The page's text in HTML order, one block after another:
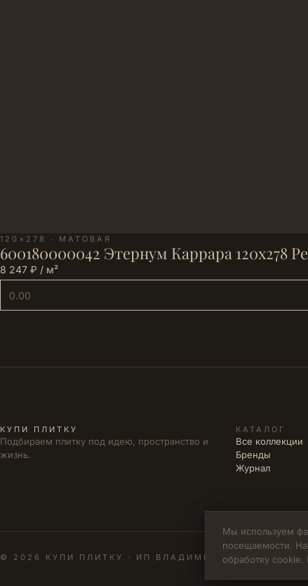
120×278 · МАТОВАЯ
600180000042 Этернум Каррара 120х278
8 247 ₽ / м²
КУПИ ПЛИТКУ
Подбираем плитку под идею, пространство и
жизнь.
КАТАЛОГ
Все коллекции
Бренды
Журнал
© 2026 КУПИ ПЛИТКУ · ИП ВЛАДИМИРОВА М.Н. · ИНН
Мы используем
посещаемости.
обработку